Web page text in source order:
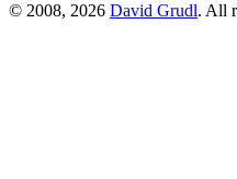
© 2008, 2026 David Grudl. All